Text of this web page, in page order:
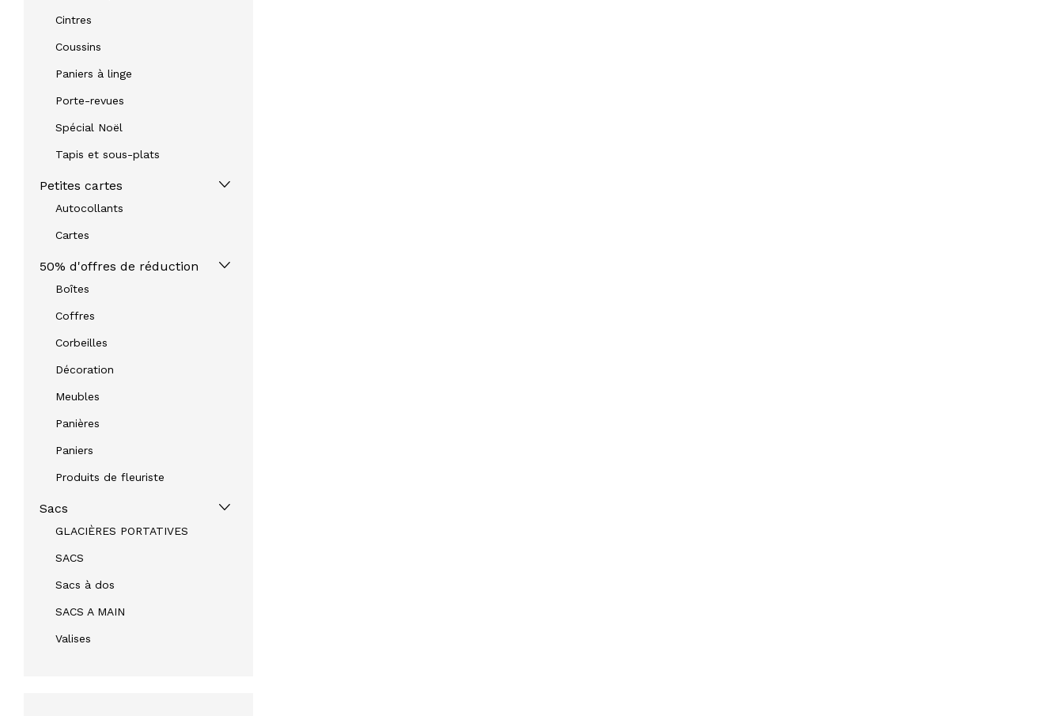
Cintres
Coussins
Paniers à linge
Porte-revues
Spécial Noël
Tapis et sous-plats
Petites cartes
Autocollants
Cartes
50% d'offres de réduction
Boîtes
Coffres
Corbeilles
Décoration
Meubles
Panières
Paniers
Produits de fleuriste
Sacs
GLACIÈRES PORTATIVES
SACS
Sacs à dos
SACS A MAIN
Valises